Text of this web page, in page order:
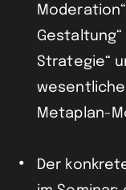
Gestaltung“
Strategie“
Metaplan-
Der